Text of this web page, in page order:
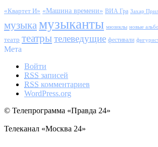
«Квартет И» «Машина времени» ВИА Гра Захар
музыка музыканты мюзиклы новые
театр театрытелеведущие фестивали
Мета
Войти
RSS записей
RSS комментариев
WordPress.org
© Телепрограмма «Правда 24»
Телеканал «Москва 24»